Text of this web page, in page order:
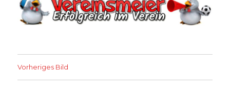
Vorheriges Bild